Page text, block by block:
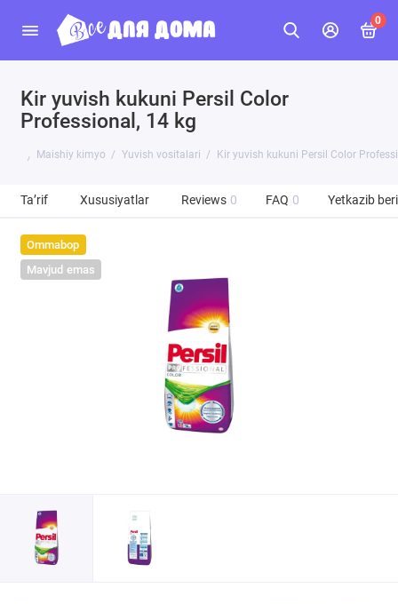
0
Kir yuvish kukuni Persil Color
Professional, 14 kg
Maishiy kimyo Yuvish vositalari Kir yuvish kukuni Persil Color
Ta’rif Xususiyatlar Reviews 0 FAQ 0 Yetkazib
Ommabop
Mavjud emas